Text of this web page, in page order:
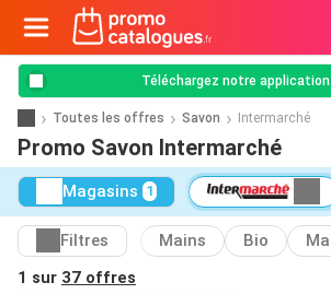
Téléchargez notre
Toutes les offres Savon Intermarché
Promo Savon Intermarché
Magasins 1
Filtres Mains Bio
1 sur 37 offres